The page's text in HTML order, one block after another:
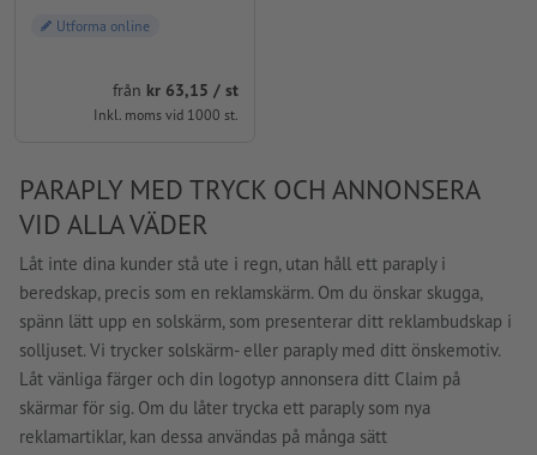
Utforma online
från kr 63,15 / st
Inkl. moms vid 1000 st.
PARAPLY MED TRYCK OCH ANNONSERA
VID ALLA VÄDER
Låt inte dina kunder stå ute i regn, utan håll ett paraply i
beredskap, precis som en reklamskärm. Om du önskar skugga,
spänn lätt upp en solskärm, som presenterar ditt reklambudskap i
solljuset. Vi trycker solskärm- eller paraply med ditt önskemotiv.
Låt vänliga färger och din logotyp annonsera ditt Claim på
skärmar för sig. Om du låter trycka ett paraply som nya
reklamartiklar, kan dessa användas på många sätt